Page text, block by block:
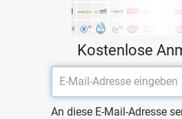
Kostenlose
An diese E-Mail-Adresse